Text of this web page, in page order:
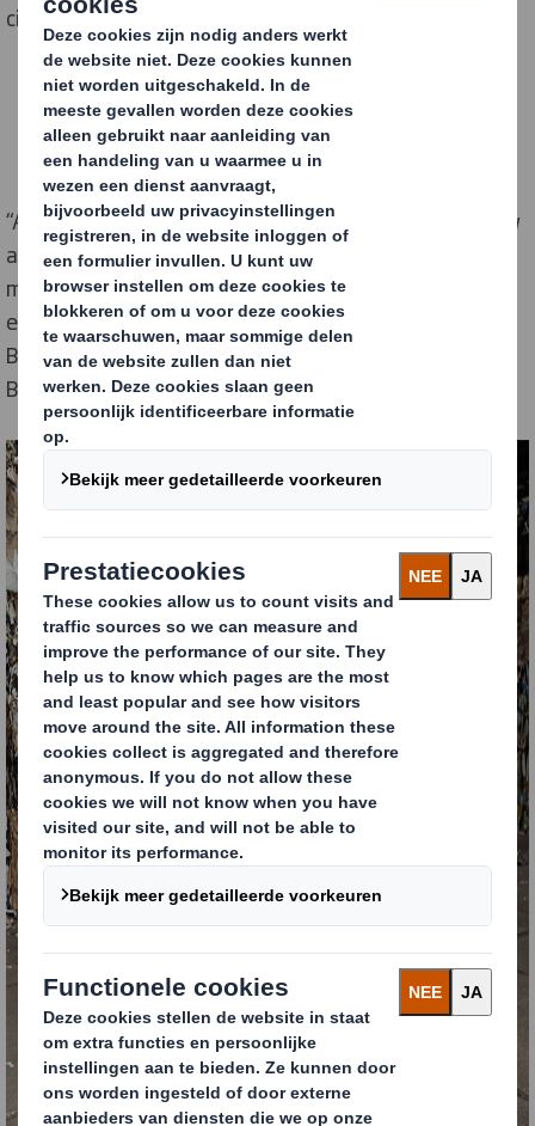
circulaire levensstijl.
“Als onderdeel van onze duurzaamheidsstrategie ‘Now
and Next’ hebben wij ons ten doel gesteld in 2030 5
miljoen mensen te hebben betrokken bij de circulaire
economie en een circulaire levensstijl,” vertelt Remko
Berkhout, Marketing and Communications Manager
Benelux bij DS Smith.